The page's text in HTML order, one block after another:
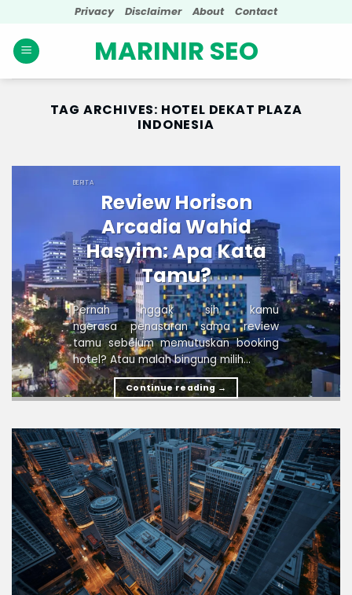
content
Privacy Disclaimer About Contact
MARINIR SEO
TAG ARCHIVES: HOTEL DEKAT PLAZA
INDONESIA
BERITA
Review Horison
Arcadia Wahid
Hasyim: Apa Kata
Tamu?
Pernah nggak sih kamu
ngerasa penasaran sama review
tamu sebelum memutuskan booking
hotel? Atau malah bingung milih...
Continue reading →